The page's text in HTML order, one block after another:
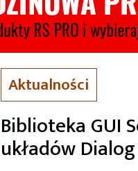
Aktualności
Biblioteka GUI
układów Dialog